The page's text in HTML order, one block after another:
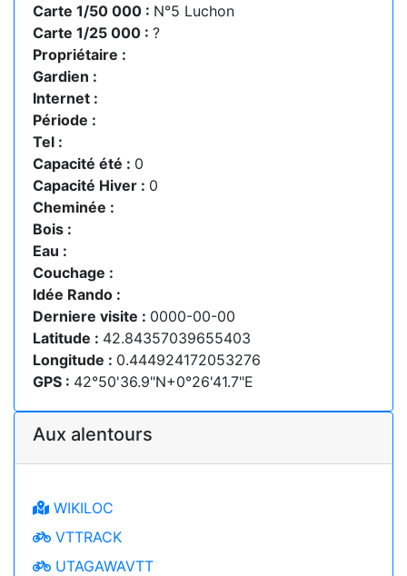
Carte 1/50 000 : N°5 Luchon
Carte 1/25 000 : ?
Propriétaire :
Gardien :
Internet :
Période :
Tel :
Capacité été : 0
Capacité Hiver : 0
Cheminée :
Bois :
Eau :
Couchage :
Idée Rando :
Derniere visite : 0000-00-00
Latitude : 42.84357039655403
Longitude : 0.444924172053276
GPS : 42°50'36.9"N+0°26'41.7"E
Aux alentours
WIKILOC
VTTRACK
UTAGAWAVTT